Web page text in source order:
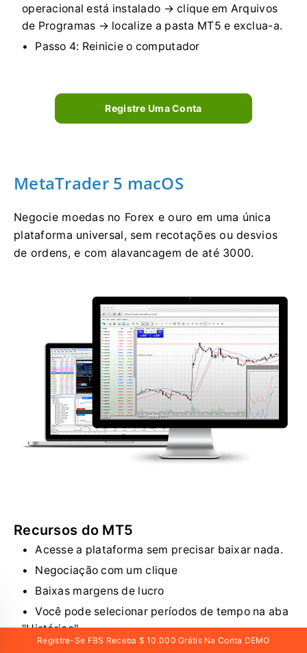
operacional está instalado → clique em Arquivos
de Programas → localize a pasta MT5 e exclua-a.
Passo 4: Reinicie o computador
Registre Uma Conta
MetaTrader 5 macOS
Negocie moedas no Forex e ouro em uma única
plataforma universal, sem recotações ou desvios
de ordens, e com alavancagem de até 3000.
Recursos do MT5
Acesse a plataforma sem precisar baixar nada.
Negociação com um clique
Baixas margens de lucro
Você pode selecionar períodos de tempo na aba
"Histórico".
As ordens ativas são exibidas no gráfico.
Registre-Se FBS Receba $ 10.000 Grátis Na Conta DEMO